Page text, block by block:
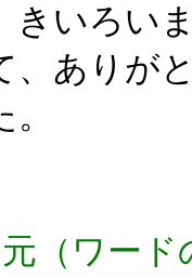
きいろい
、ありが
（ワー